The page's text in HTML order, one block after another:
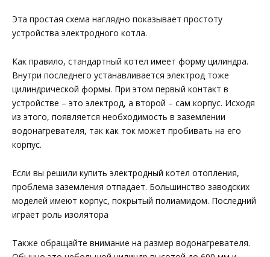
Эта простая схема наглядно показывает простоту
устройства электродного котла.
Как правило, стандартный котел имеет форму цилиндра.
Внутри последнего устанавливается электрод тоже
цилиндрической формы. При этом первый контакт в
устройстве – это электрод, а второй – сам корпус. Исходя
из этого, появляется необходимость в заземлении
водонагревателя, так как ток может пробивать на его
корпус.
Если вы решили купить электродный котел отопления,
проблема заземления отпадает. Большинство заводских
моделей имеют корпус, покрытый полиамидом. Последний
играет роль изолятора
Также обращайте внимание на размер водонагревателя.